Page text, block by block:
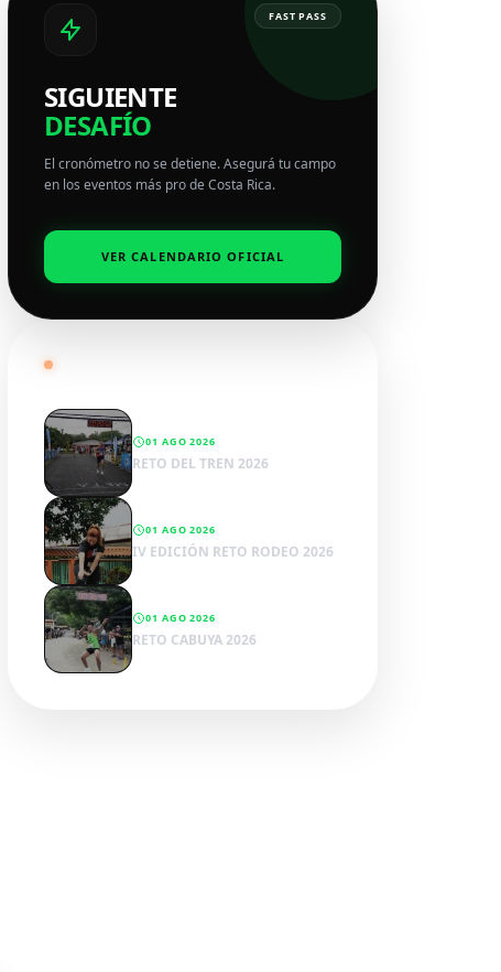
FAST PASS
SIGUIENTE
DESAFÍO
El cronómetro no se detiene. Asegurá tu campo
en los eventos más pro de Costa Rica.
VER CALENDARIO OFICIAL
01 AGO 2026
RETO DEL TREN 2026
01 AGO 2026
IV EDICIÓN RETO RODEO 2026
01 AGO 2026
RETO CABUYA 2026